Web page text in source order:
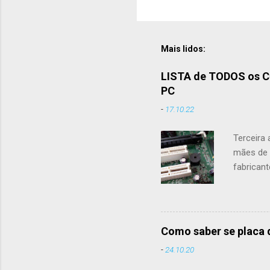
Mais lidos:
LISTA de TODOS os
PC
- 17.10.22
Terceira
mães
A
favor,
Como saber se
-24.10.20